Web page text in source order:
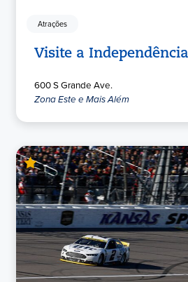
Atrações
Visite a Independência
600 S Grande Ave.
Zona Este e Mais Além